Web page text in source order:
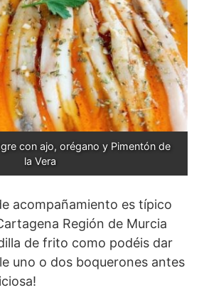
con ajo, orégano y Pimentón de
la Vera
acompañamiento es típico
Región de Murcia
de frito como podéis dar
uno o dos boquerones antes